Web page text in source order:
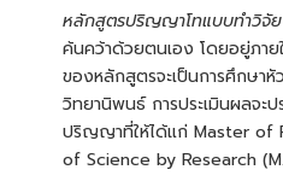
หลักสูตรปริญญาโทแบบทำวิจัย
ค้นคว้าด้วยตนเอง โดยอยู่ภา
ของหลักสูตรจะเป็นการศึกษาหั
วิทยานิพนธ์ การประเมินผลจะ
ปริญญาที่ให้ได้แก่ Master of
of Science by Research